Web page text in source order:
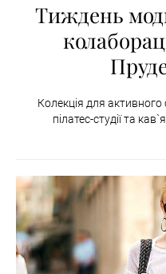
Тиждень
Колекція для
пілатес-студії та